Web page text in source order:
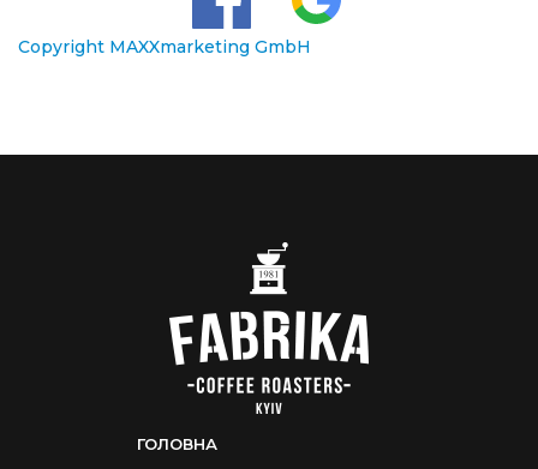
Copyright MAXXmarketing GmbH
ГОЛОВНА